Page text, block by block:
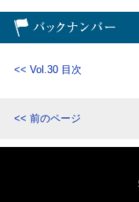
<< Vol.30 目次
<< 前のページ